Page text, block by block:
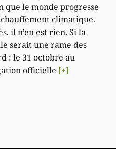
que le monde progresse
climatique.
il n’en est rien. Si la
serait une rame des
: le 31 octobre au
officielle [+]